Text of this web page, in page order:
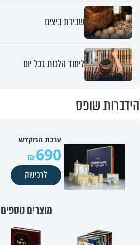
שבירת ביצים
לימוד הלכות בכל יום
הידברות שופס
ערכת המקדש
690
לרכישה
מוצרים נוספים